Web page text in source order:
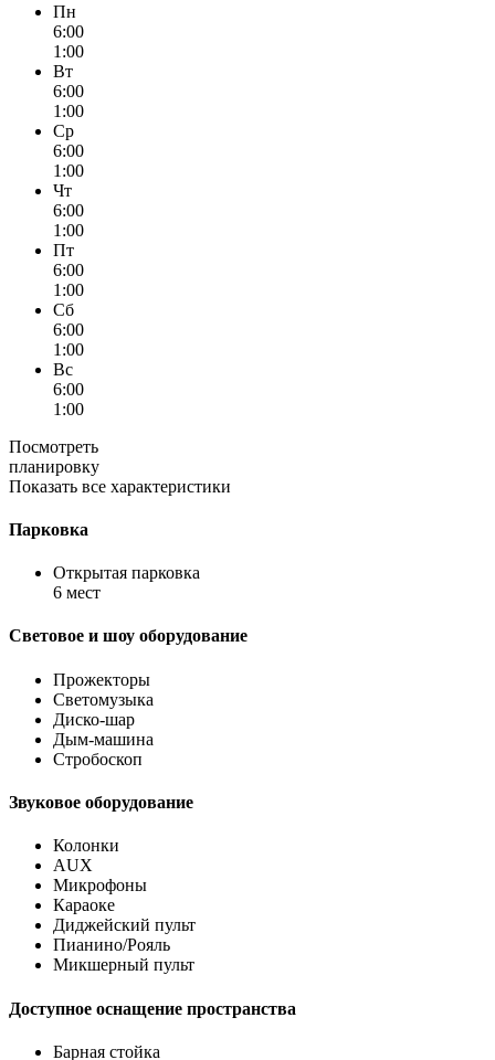
Пн
6:00
1:00
Вт
6:00
1:00
Ср
6:00
1:00
Чт
6:00
1:00
Пт
6:00
1:00
Сб
6:00
1:00
Вс
6:00
1:00
Посмотреть
планировку
Показать все характеристики
Парковка
Открытая парковка
6 мест
Световое и шоу оборудование
Прожекторы
Светомузыка
Диско-шар
Дым-машина
Стробоскоп
Звуковое оборудование
Колонки
AUX
Микрофоны
Караоке
Диджейский пульт
Пианино/Рояль
Микшерный пульт
Доступное оснащение пространства
Барная стойка